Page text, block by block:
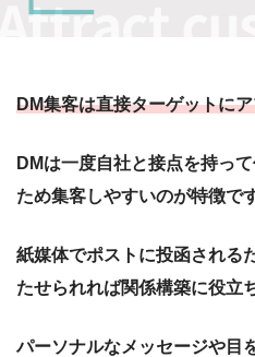
DM集客は直接ターゲットに
DMは一度自社と接点を持っ
ため集客しやすいのが特徴です
紙媒体でポストに投函される
たせられれば関係構築に役立
パーソナルなメッセージや目